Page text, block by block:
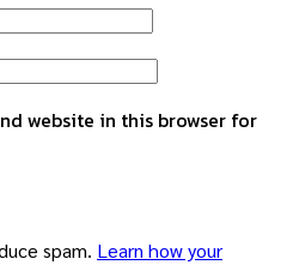
website in this browser for
spam. Learn how your